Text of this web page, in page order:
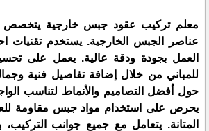
معلم تركيب عقود جبس خارجية يتخصص
عناصر الجبس الخارجية. يستخدم تقنيات
العمل بجودة ودقة عالية. يعمل على
للمباني من خلال إضافة تفاصيل فنية
حول أفضل التصاميم والأنماط لتناسب
يحرص على استخدام مواد جبس مقاومة
المتانة. يتعامل مع جميع جوانب